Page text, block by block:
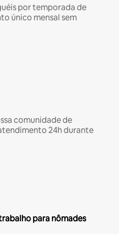
por temporada de
único mensal sem
comunidade de
24h durante
para nômades